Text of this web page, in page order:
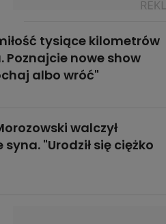
tysiące kilometrów
Poznajcie nowe show
albo wróć"
walczył
syna. "Urodził się ciężko